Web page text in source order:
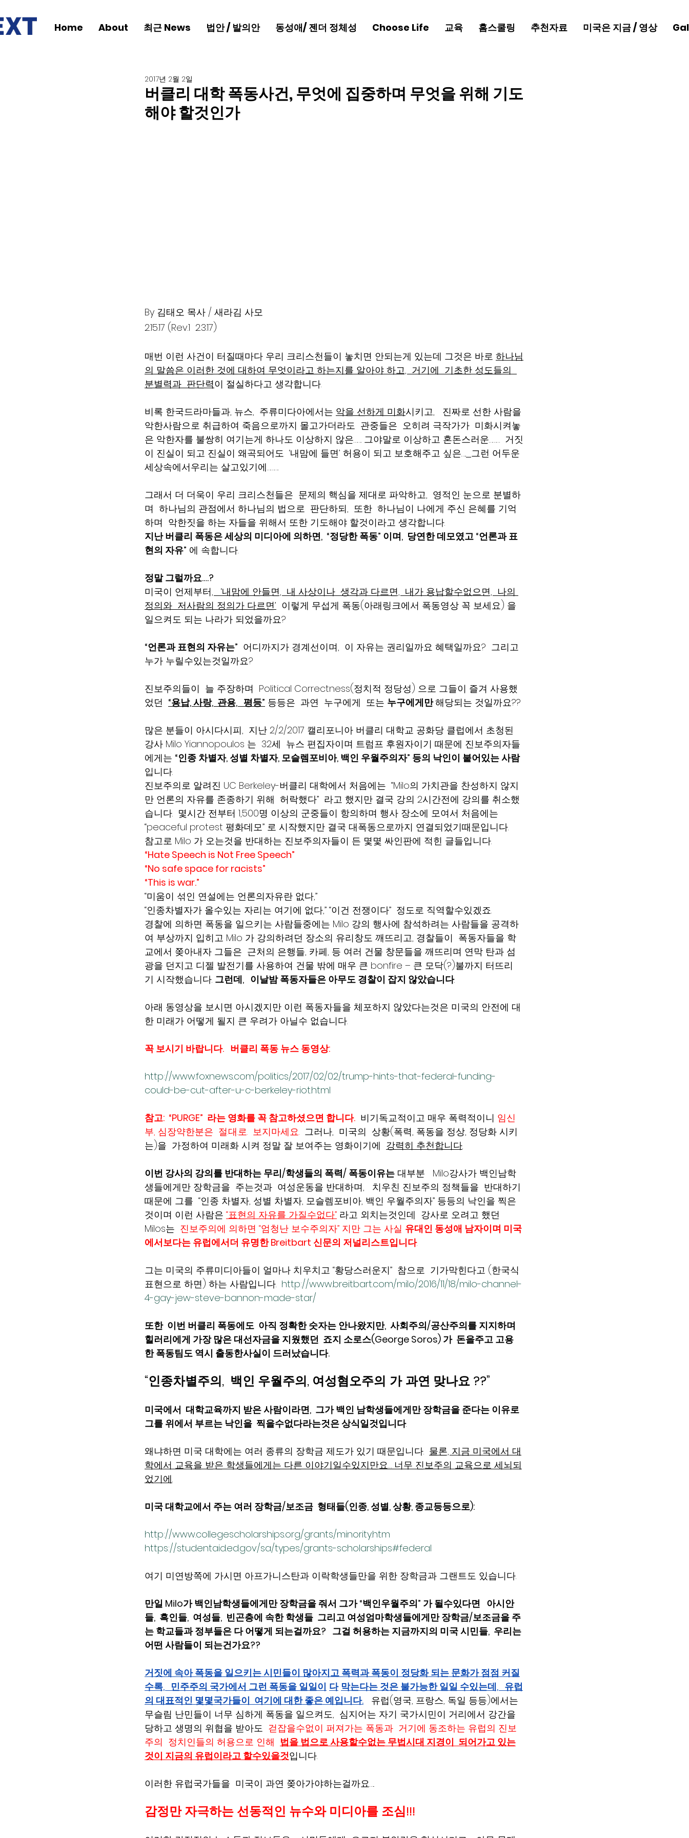
Home About 최근 News 법안 / 발의안 동성애/ 젠더 정체성 Choose Life 교육 홈스쿨링 추천자료 미국은 지금 / 영상
버클리 대학 폭동사건, 무엇에 집중하며 무엇을 위해 기도
해야 할것인가
2017년 2월 2일
By 김태오 목사 / 새라김 사모
2.15.17 (Rev.1  2.3.17)
매번 이런 사건이 터질때마다 우리 크리스천들이 놓치면 안되는게 있는데 그것은 바로 하나님
의 말씀은 이러한 것에 대하여 무엇이라고 하는지를 알아야 하고,  거기에  기초한 성도들의
분별력과  판단력이 절실하다고 생각합니다.
비록 한국드라마들과, 뉴스,  주류미다아에서는 악을 선하게 미화시키고,   진짜로 선한 사람을
악한사람으로 취급하여 죽음으로까지 몰고가더라도  관중들은  오히려 극작가가  미화시켜놓
은 악한자를 불쌍히 여기는게 하나도 이상하지 않은……. 그야말로 이상하고 혼돈스러운………  거짓
이 진실이 되고 진실이 왜곡되어도  ‘내맘에 들면’ 허용이 되고 보호해주고 싶은….. 그런 어두운
세상속에서우리는 살고있기에……….
그래서 더 더욱이 우리 크리스천들은  문제의 핵심을 제대로 파악하고,  영적인 눈으로 분별하
며  하나님의 관점에서 하나님의 법으로  판단하되,  또한  하나님이 나에게 주신 은혜를 기억
하며  악한짓을 하는 자들을 위해서 또한 기도해야 할것이라고 생각합니다.
지난 버클리 폭동은 세상의 미디아에 의하면,  “정당한 폭동” 이며,  당연한 데모였고 “언론과 표
현의 자유” 에 속합니다.
정말 그럴까요….?
미국이 언제부터,   ‘내맘에 안들면,  내 사상이나  생각과 다르면,  내가 용납할수없으면,  나의
정의와  저사람의 정의가 다르면’
  이렇게 무섭게 폭동(아래링크에서 폭동영상 꼭 보세요) 을
일으켜도 되는 나라가 되었을까요?
“언론과 표현의 자유는”
  어디까지가 경계선이며,  이 자유는 권리일까요 혜택일까요?  그리고
누가 누릴수있는것일까요?
진보주의들이  늘 주장하며  Political Correctness(정치적 정당성) 으로 그들이 즐겨 사용했
었던 “용납, 사랑,  관용,   평등” 등등은  과연  누구에게  또는 누구에게만 해당되는 것일까요??
많은 분들이 아시다시피,  지난 2/2/2017 캘리포니아 버클리 대학교 공화당 클럽에서 초청된
강사 Milo Yiannopoulos 는  32세  뉴스 편집자이며 트럼프 후원자이기 때문에 진보주의자들
에게는 “인종 차별자, 성별 차별자, 모슬렘포비아, 백인 우월주의자” 등의 낙인이 붙어있는 사람
입니다.
진보주의로 알려진 UC Berkeley-버클리 대학에서 처음에는  “Milo의 가치관을 찬성하지 않지
만 언론의 자유를 존종하기 위해  허락했다”  라고 했지만 결국 강의 2시간전에 강의를 취소했
습니다.  몇시간 전부터 1,500명 이상의 군중들이 항의하며 행사 장소에 모여서 처음에는
“peaceful protest 평화데모” 로 시작했지만 결국 대폭동으로까지 연결되었기때문입니다.
참고로 Milo 가 오는것을 반대하는 진보주의자들이 든 몇몇 싸인판에 적힌 글들입니다.
“Hate Speech is Not Free Speech”
“No safe space for racists”
“This is war.”
“미움이 섞인 연설에는 언론의자유란 없다,”
“인종차별자가 올수있는 자리는 여기에 없다,” “이건 전쟁이다”  정도로 직역할수있겠죠.
경찰에 의하면 폭동을 일으키는 사람들중에는 Milo 강의 행사에 참석하려는 사람들을 공격하
여 부상까지 입히고 Milo 가 강의하려던 장소의 유리창도 깨뜨리고, 경찰들이  폭동자들을 학
교에서 쫒아내자 그들은  근처의 은행들, 카페, 등 여러 건물 창문들을 깨뜨리며 연막 탄과 섬
광을 던지고 디젤 발전기를 사용하여 건물 밖에 매우 큰 bonfire – 큰 모닥(?)불까지 터뜨리
기 시작했습니다. 그런데,   이날밤 폭동자들은 아무도 경찰이 잡지 않았습니다.
아래 동영상을 보시면 아시겠지만 이런 폭동자들을 체포하지 않았다는것은 미국의 안전에 대
한 미래가 어떻게 될지 큰 우려가 아닐수 없습니다.
꼭 보시기 바랍니다.   버클리 폭동 뉴스 동영상:
http://www.foxnews.com/politics/2017/02/02/trump-hints-that-federal-funding-
could-be-cut-after-u-c-berkeley-riot.html
참고:  “PURGE”  라는 영화를 꼭 참고하셨으면 합니다. 비기독교적이고 매우 폭력적이니 임신
부, 심장약한분은  절.대.로.  보지마세요. 그러나,  미국의  상황(폭력, 폭동을 정상, 정당화 시키
는)을  가정하여 미래화 시켜 정말 잘 보여주는 영화이기에 강력히 추천합니다.
이번 강사의 강의를 반대하는 무리/학생들의 폭력/ 폭동이유는 대부분   Milo강사가 백인남학
생들에게만 장학금을  주는것과  여성운동을 반대하며,   치우친 진보주의 정책들을  반대하기
때문에 그를  “인종 차별자, 성별 차별자, 모슬렘포비아, 백인 우월주의자” 등등의 낙인을 찍은
것이며 이런 사람은 “표현의 자유를 가질수없다” 라고 외치는것인데  강사로 오려고 했던
Milos는 진보주의에 의하면 “엄청난 보수주의자” 지만 그는 사실 유대인 동성애 남자이며 미국
에서보다는 유럽에서더 유명한 Breitbart 신문의 저널리스트입니다.
그는 미국의 주류미디아들이 얼마나 치우치고 “황당스러운지”  참으로  기가막힌다고 (한국식
표현으로 하면) 하는 사람입니다. http://www.breitbart.com/milo/2016/11/18/milo-channel-
4-gay-jew-steve-bannon-made-star/
또한  이번 버클리 폭동에도  아직 정확한 숫자는 안나왔지만,  사회주의/공산주의를 지지하며
힐러리에게 가장 많은 대선자금을 지웠했던  죠지 소로스(George Soros) 가  돈을주고 고용
한 폭동팀도 역시 출동한사실이 드러났습니다.
“인종차별주의,  백인 우월주의, 여성혐오주의 가 과연 맞나요 ??”
미국에서  대학교육까지 받은 사람이라면,  그가 백인 남학생들에게만 장학금을 준다는 이유로
그를 위에서 부르는 낙인을  찍을수없다라는것은 상식일것입니다.
왜냐하면 미국 대학에는 여러 종류의 장학금 제도가 있기 때문입니다. 물론, 지금 미국에서 대
학에서 교육을 받은 학생들에게는 다른 이야기일수있지만요… 너무 진보주의 교육으로 세뇌되
었기에.
미국 대학교에서 주는 여러 장학금/보조금  형태들(인종, 성별, 상황, 종교등등으로):
http://www.collegescholarships.org/grants/minority.htm
https://studentaid.ed.gov/sa/types/grants-scholarships#federal
여기 미연방쪽에 가시면 아프가니스탄과 이락학생들만을 위한 장학금과 그랜트도 있습니다.
만일 Milo가 백인남학생들에게만 장학금을 줘서 그가 “백인우월주의” 가 될수있다면   아시안
들,  흑인들,  여성들,  빈곤층에 속한 학생들  그리고 여성엄마학생들에게만 장학금/보조금을 주
는 학교들과 정부들은 다 어떻게 되는걸까요?   그걸 허용하는 지금까지의 미국 시민들,  우리는
어떤 사람들이 되는건가요??
거짓에 속아 폭동을 일으키는 시민들이 많아지고 폭력과 폭동이 정당화 되는 문화가 점점 커질
수록,   민주주의 국가에서 그런 폭동을 일일이 다 막는다는 것은 불가능한 일일 수있는데,   유럽
의 대표적인 몇몇국가들이  여기에 대한 좋은 예입니다.
  유럽(영국, 프랑스, 독일 등등)에서는
무슬림 난민들이 너무 심하게 폭동을 일으켜도,  심지어는 자기 국가시민이 거리에서 강간을
당하고 생명의 위협을 받아도 걷잡을수없이 퍼져가는 폭동과  거기에 동조하는 유럽의 진보
주의  정치인들의 허용으로 인해 법을 법으로 사용할수없는 무법시대 지경이  되어가고 있는
것이 지금의 유럽이라고 할수있을것입니다.
이러한 유럽국가들을  미국이 과연 쫒아가야하는걸까요…..
감정만 자극하는 선동적인 뉴수와 미디아를 조심!!!